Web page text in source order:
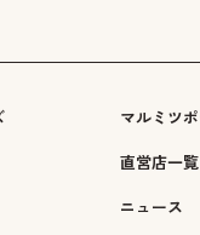
マルミツ
直営店一覧
ニュース